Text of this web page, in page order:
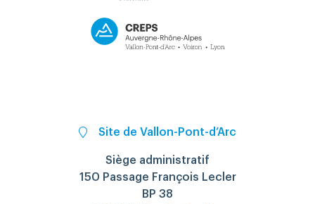
Site de Vallon-Pont-d’Arc
Siège administratif
150 Passage François Lecler
BP 38